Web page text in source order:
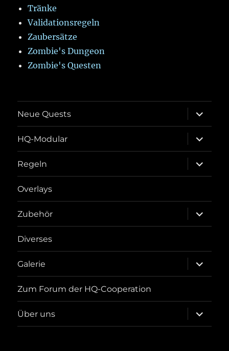
Tränke
Validationsregeln
Zaubersätze
Zombie's Dungeon
Zombie's Questen
Neue Quests
öffnen
HQ-Modular
öffnen
Regeln
öffnen
Overlays
Zubehör
öffnen
Diverses
Galerie
öffnen
Zum Forum der HQ-Cooperation
Über uns
öffnen